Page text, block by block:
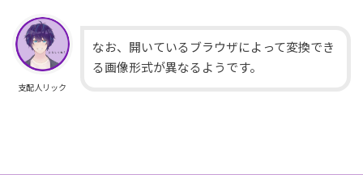
支配人リック
なお、開いているブラウザによって変換でき
る画像形式が異なるようです。